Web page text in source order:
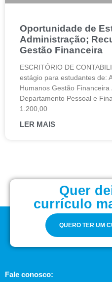
Oportunidade de
Administração;
Gestão Financeira
ESCRITÓRIO DE
estágio para estudantes de:
Humanos Gestão Financeira
Departamento Pessoal e
1.200,00
LER MAIS
Quer
currículo
QUERO TER UM
Fale conosco: